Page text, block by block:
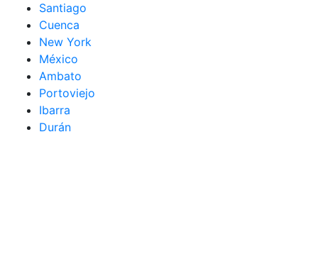
Santiago
Cuenca
New York
México
Ambato
Portoviejo
Ibarra
Durán